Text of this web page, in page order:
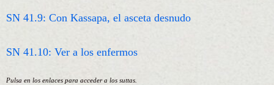
SN 41.9: Con Kassapa, el asceta desnudo
SN 41.10: Ver a los enfermos
Pulsa en los enlaces para acceder a los suttas.